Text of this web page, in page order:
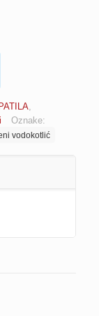
,
Oznake:
vodokotlić